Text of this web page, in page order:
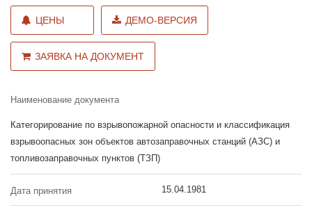
ЦЕНЫ ДЕМО-ВЕРСИЯ
ЗАЯВКА НА ДОКУМЕНТ
Наименование документа
Категорирование по взрывопожарной опасности и классификация
взрывоопасных зон объектов автозаправочных станций (АЗС) и
топливозаправочных пунктов (ТЗП)
Дата принятия 15.04.1981